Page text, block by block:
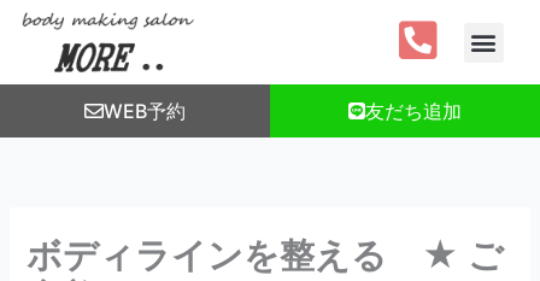
WEB予約 友だち追加
ボディラインを整える ★ ご